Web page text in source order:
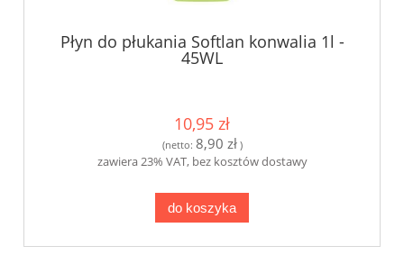
Płyn do płukania Softlan konwalia 1l -
45WL
10,95 zł
(netto: 8,90 zł)
zawiera 23% VAT, bez kosztów dostawy
do koszyka